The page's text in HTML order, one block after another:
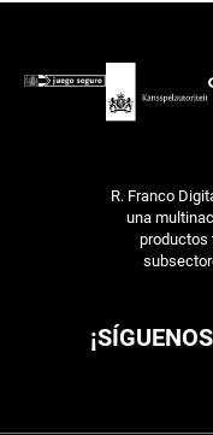
R. Franco
una
productos